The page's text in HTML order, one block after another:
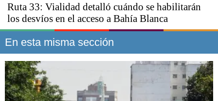
Ruta 33: Vialidad detalló cuándo se habilitarán
los desvíos en el acceso a Bahía Blanca
En esta misma sección